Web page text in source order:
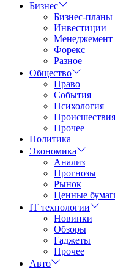
Бизнес
Бизнес-планы
Инвестиции
Менеджемент
Форекс
Разное
Общество
Право
События
Психология
Происшествия
Прочее
Политика
Экономика
Анализ
Прогнозы
Рынок
Ценные
IT технологии
Новинки
Обзоры
Гаджеты
Прочее
Авто